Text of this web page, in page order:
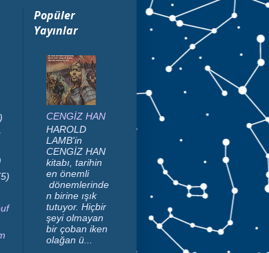
Popüler
Yayınlar
CENGİZ HAN
HAROLD
LAMB'in
CENGİZ HAN
kitabı, tarihin
en önemli
dönemlerinde
n birine ışık
tutuyor. Hiçbir
şeyi olmayan
bir çoban iken
olağan ü...